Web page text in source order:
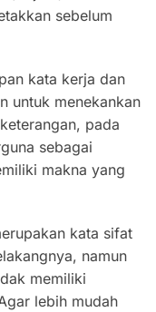
sebelum
kata kerja dan
untuk menekankan
pada
sebagai
makna yang
kata sifat
namun
memiliki
lebih mudah